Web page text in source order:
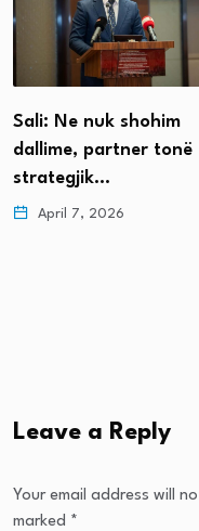
Sali: Ne nuk shohim
dallime, partner tonë
strategjik…
April 7, 2026
Leave a Reply
Your email address will
marked *